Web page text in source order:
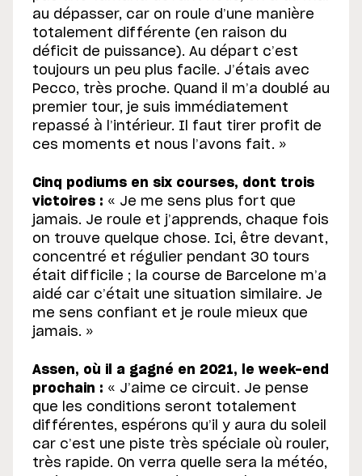
au dépasser, car on roule d’une manière
totalement différente (en raison du
déficit de puissance). Au départ c’est
toujours un peu plus facile. J’étais avec
Pecco, très proche. Quand il m’a doublé au
premier tour, je suis immédiatement
repassé à l’intérieur. Il faut tirer profit de
ces moments et nous l’avons fait. »
Cinq podiums en six courses, dont trois
victoires : « Je me sens plus fort que
jamais. Je roule et j’apprends, chaque fois
on trouve quelque chose. Ici, être devant,
concentré et régulier pendant 30 tours
était difficile ; la course de Barcelone m’a
aidé car c’était une situation similaire. Je
me sens confiant et je roule mieux que
jamais. »
Assen, où il a gagné en 2021, le week-end
prochain : « J’aime ce circuit. Je pense
que les conditions seront totalement
différentes, espérons qu’il y aura du soleil
car c’est une piste très spéciale où rouler,
très rapide. On verra quelle sera la météo,